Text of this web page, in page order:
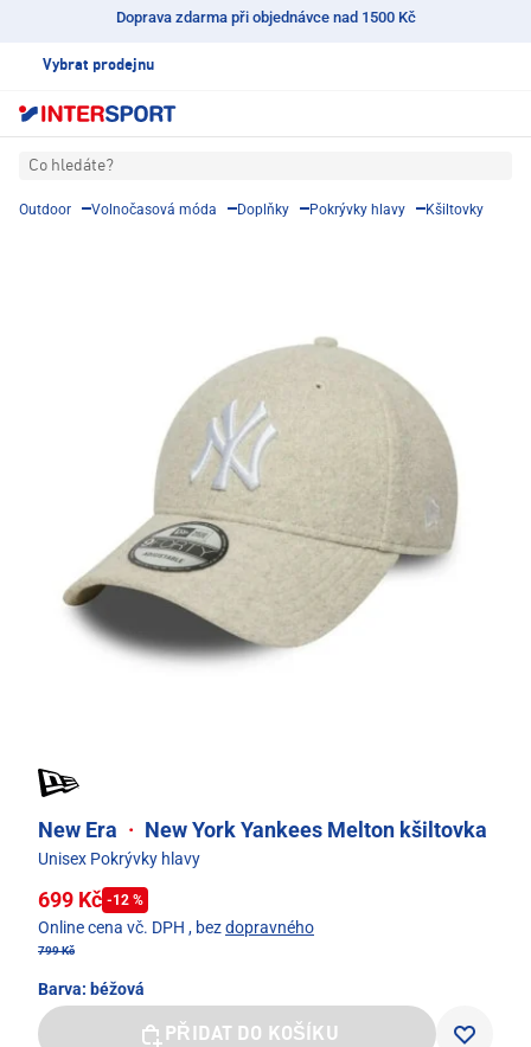
Doprava zdarma při objednávce nad 1500 Kč
Vybrat prodejnu
Co hledáte?
Outdoor Volnočasová móda Doplňky Pokrývky hlavy Kšiltovky
New Era · New York Yankees Melton kšiltovka
Unisex Pokrývky hlavy
699 Kč -12 %
Online cena vč. DPH , bezdopravného
799 Kč
Barva: béžová
PŘIDAT DO KOŠÍKU